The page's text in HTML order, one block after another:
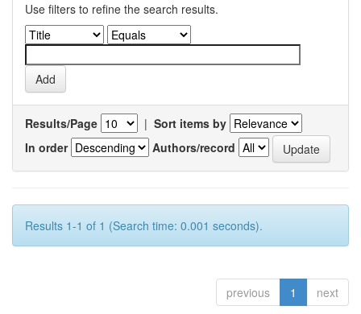
Use filters to refine the search results.
Results/Page | Sort items by
In order
Authors/record
Results 1-1 of 1 (Search time: 0.001 seconds).
previous 1 next